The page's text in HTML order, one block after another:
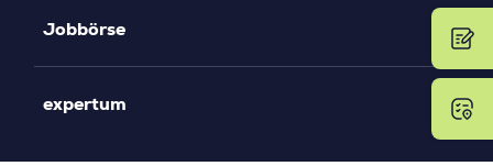
Jobbörse
expertum